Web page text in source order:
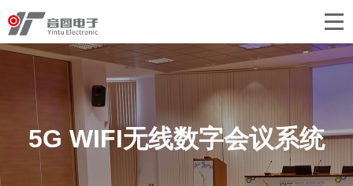
关于音图
产品中心
工程案例
5G WIFI无线数字会议系统